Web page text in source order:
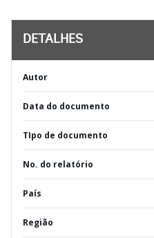
DETALHES
Autor
Data do documento
TIpo de documento
No. do relatório
País
Região